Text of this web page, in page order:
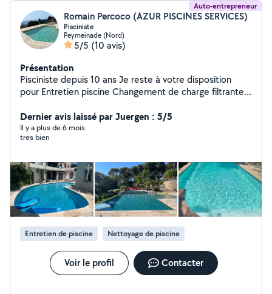
Auto-entrepreneur
Romain Percoco (AZUR PISCINES SERVICES)
Pisciniste
Peymeinade (Nord)
5/5 (10 avis)
Présentation
Pisciniste depuis 10 ans Je reste à votre disposition
pour Entretien piscine Changement de charge filtrante
par téléphone Merci
Dernier avis laissé par Juergen : 5/5
Il y a plus de 6 mois
tres bien
Entretien de piscine Nettoyage de piscine
Voir le profil Contacter